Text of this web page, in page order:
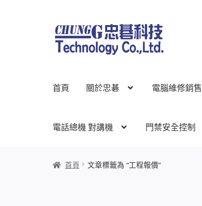
跳
至
導
跳
至
主
容
首頁 關於忠碁 電腦維修銷售
電話總機 對講機 門禁安全控制
首頁關於忠碁電腦維修銷售網路規劃架設
首頁 文章標籤為 “工程報價”